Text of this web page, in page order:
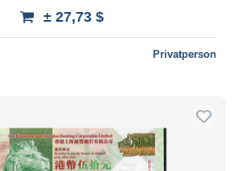
± 27,73 $
Privatperson